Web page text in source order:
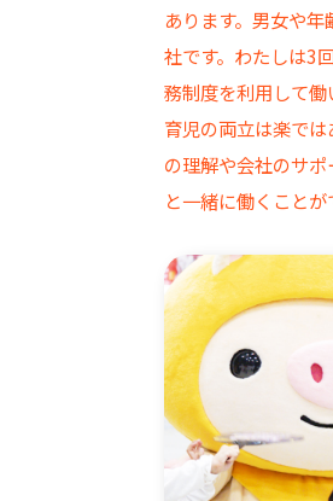
あります。男女や
社です。わたしは3
務制度を利用して
育児の両立は楽で
の理解や会社のサ
と一緒に働くことが